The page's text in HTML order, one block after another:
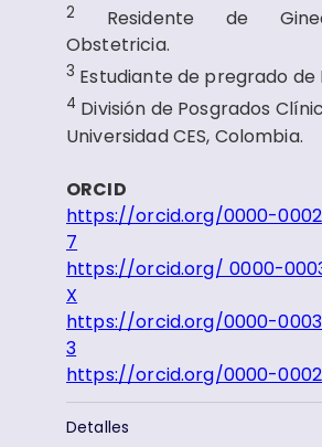
2 Residente de
Obstetricia.
3 Estudiante de pregrado de
4 División de Posgrados
Universidad CES, Colombia.
ORCID
https://orcid.org/0000-
7
https://orcid.org/ 0000-
X
https://orcid.org/0000-
3
https://orcid.org/0000-
Detalles